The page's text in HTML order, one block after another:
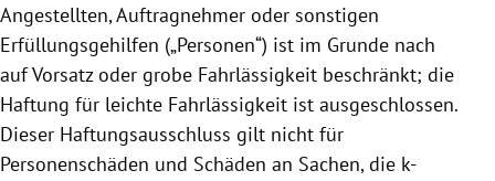
Angestellten, Auftragnehmer oder sonstigen
Erfüllungsgehilfen („Personen“) ist im Grunde nach
auf Vorsatz oder grobe Fahrlässigkeit beschränkt; die
Haftung für leichte Fahrlässigkeit ist ausgeschlossen.
Dieser Haftungsausschluss gilt nicht für
Personenschäden und Schäden an Sachen, die k-